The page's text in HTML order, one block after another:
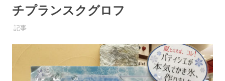
や
コ
ミ
チプランスクグロフ
2016年8月7日
EXPO-ADMIN
記事